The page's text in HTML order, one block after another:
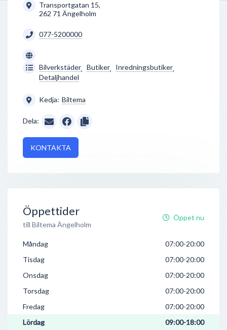
Transportgatan 15,
262 71 Ängelholm
077-5200000
Bilverkstäder, Butiker, Inredningsbutiker,
Detaljhandel
Kedja: Biltema
Dela:
KONTAKTA
Öppettider
till Biltema Ängelholm
Öppet nu
Måndag
07:00-20:00
Tisdag
07:00-20:00
Onsdag
07:00-20:00
Torsdag
07:00-20:00
Fredag
07:00-20:00
Lördag
09:00-18:00